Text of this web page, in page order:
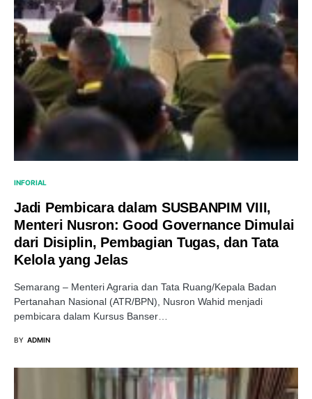
INFORIAL
Jadi Pembicara dalam SUSBANPIM VIII,
Menteri Nusron: Good Governance Dimulai
dari Disiplin, Pembagian Tugas, dan Tata
Kelola yang Jelas
Semarang – Menteri Agraria dan Tata Ruang/Kepala Badan
Pertanahan Nasional (ATR/BPN), Nusron Wahid menjadi
pembicara dalam Kursus Banser…
BY ADMIN